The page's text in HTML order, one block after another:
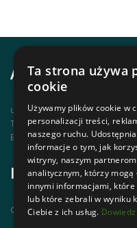
Adres i kontakt
ul. Krupówki 12, 34-500
Telefon | +48 1820 630 12
Email |
Informacje
Chodzimy po górach i
Ta strona używa
cookie
Używamy plików cookie w
personalizacji treści,
naszego ruchu.
informacje o tym, jak
witryny, naszym
analitycznym, którzy mogą
innymi informacjami, które
lub które zebrali w wyniku
Ciebie z ich usług.